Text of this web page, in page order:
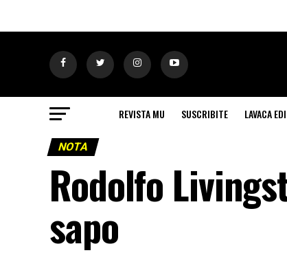
REVISTA MU SUSCRIBITE LAVACA
NOTA
Rodolfo
sapo